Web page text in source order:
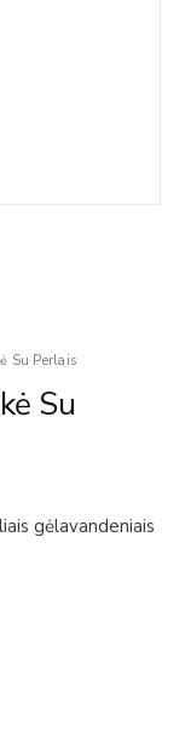
Su Perlais
Su
gėlavandeniais